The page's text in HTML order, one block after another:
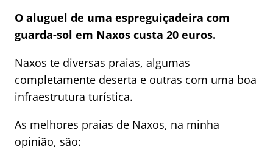
O aluguel de uma espreguiçadeira com
guarda-sol em Naxos custa 20 euros.
Naxos te diversas praias, algumas
completamente deserta e outras com uma boa
infraestrutura turística.
As melhores praias de Naxos, na minha
opinião, são: